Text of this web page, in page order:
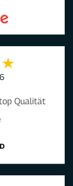
Qualität